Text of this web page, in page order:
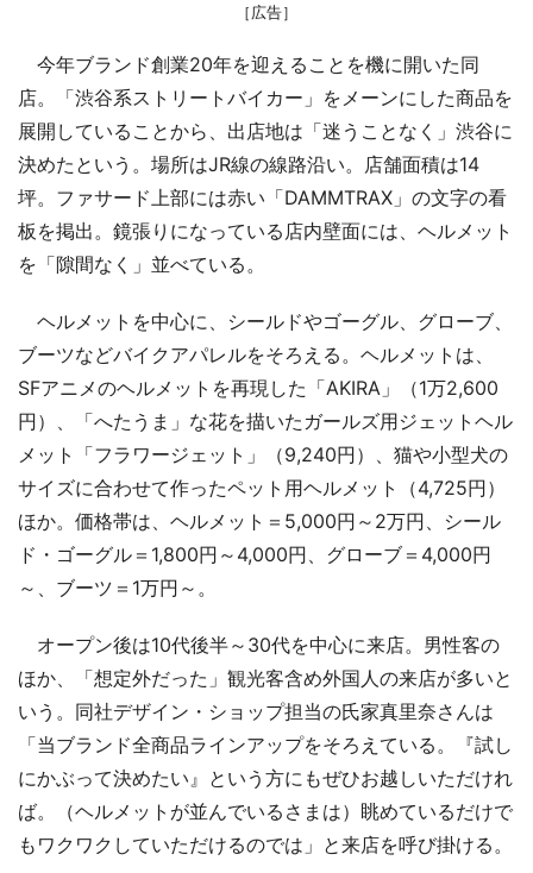
［広告］
今年ブランド創業20年を迎えることを機に開いた同
店。「渋谷系ストリートバイカー」をメーンにした商品を
展開していることから、出店地は「迷うことなく」渋谷に
決めたという。場所はJR線の線路沿い。店舗面積は14
坪。ファサード上部には赤い「DAMMTRAX」の文字の看
板を掲出。鏡張りになっている店内壁面には、ヘルメット
を「隙間なく」並べている。
ヘルメットを中心に、シールドやゴーグル、グローブ、
ブーツなどバイクアパレルをそろえる。ヘルメットは、
SFアニメのヘルメットを再現した「AKIRA」（1万2,600
円）、「へたうま」な花を描いたガールズ用ジェットヘル
メット「フラワージェット」（9,240円）、猫や小型犬の
サイズに合わせて作ったペット用ヘルメット（4,725円）
ほか。価格帯は、ヘルメット＝5,000円～2万円、シール
ド・ゴーグル＝1,800円～4,000円、グローブ＝4,000円
～、ブーツ＝1万円～。
オープン後は10代後半～30代を中心に来店。男性客の
ほか、「想定外だった」観光客含め外国人の来店が多いと
いう。同社デザイン・ショップ担当の氏家真里奈さんは
「当ブランド全商品ラインアップをそろえている。『試し
にかぶって決めたい』という方にもぜひお越しいただけれ
ば。（ヘルメットが並んでいるさまは）眺めているだけで
もワクワクしていただけるのでは」と来店を呼び掛ける。